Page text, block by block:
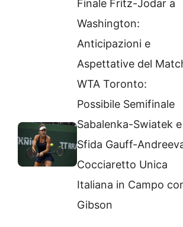
Finale Fritz-Jodar a
Washington:
Anticipazioni e
Aspettative del
WTA Toronto:
Possibile Semifinale
Sabalenka-Swiatek e
Sfida Gauff-
Cocciaretto Unica
Italiana in Campo
Gibson